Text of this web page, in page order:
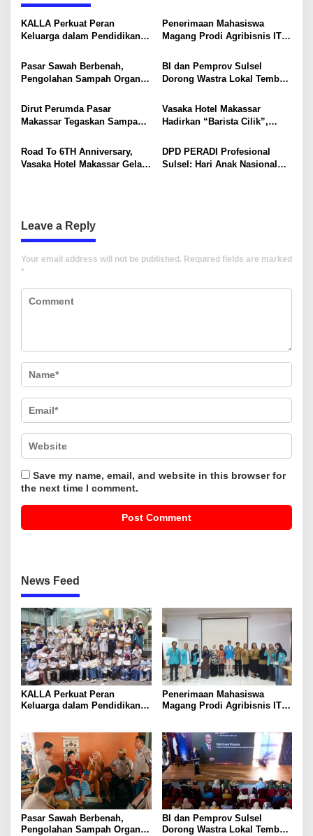
a
v
g
a
t
i
o
n
KALLA Perkuat Peran
Keluarga dalam Pendidikan
Explorers
Penerimaan Mahasiswa
Magang Prodi Agribisnis ITP
Perkuat Kompetensi Lewat
Program MBKM
Pasar Sawah Berbenah,
Pengolahan Sampah Organik
BI dan Pemprov Sulsel
Dorong Wastra Lokal Tembus
Mancanegara
Dirut Perumda Pasar
Makassar Tegaskan Sampah
Bukan Dibuang ke TPA
Vasaka Hotel Makassar
Hadirkan “Barista Cilik”,
Untuk Anak-Anak
Road To 6TH Anniversary,
Vasaka Hotel Makassar Gelar
DPD PERADI Profesional
Sulsel: Hari Anak Nasional
Leave a Reply
Your email address will not be published. Required fields are marked
*
Save my name, email, and website in this browser for
the next time I comment.
News Feed
KALLA Perkuat Peran
Keluarga dalam Pendidikan
Penerimaan Mahasiswa
Magang Prodi Agribisnis ITP
Program MBKM
Pasar Sawah Berbenah,
Pengolahan Sampah Organik
BI dan Pemprov Sulsel
Dorong Wastra Lokal Tembus